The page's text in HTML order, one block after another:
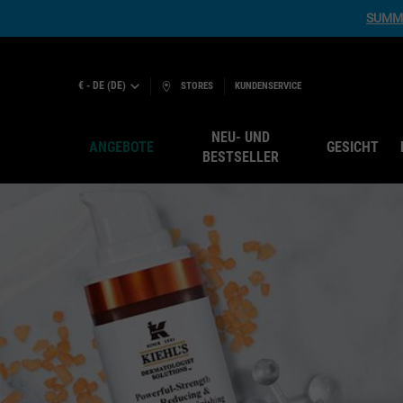
€ - DE (DE) STORES KUNDENSERVICE
ANGEBOTE
NEU- UND
BESTSELLER
GESICHT